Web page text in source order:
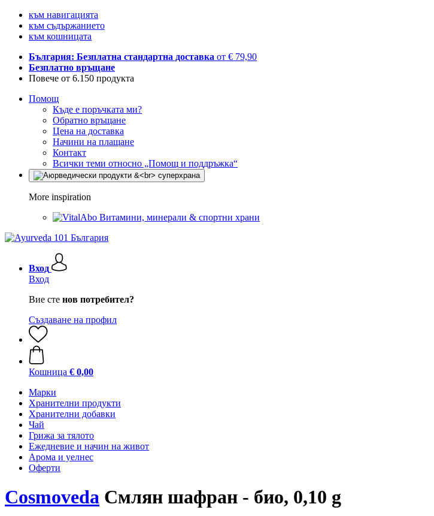
към навигацията
към съдържанието
към кошницата
България: Безплатна стандартна доставка от € 79,90
Безплатно връщане
Повече от 6.150 продукта
Помощ
Къде е поръчката ми?
Обратно връщане
Цена на доставка
Начини на плащане
Контакт
Всички теми относно „Помощ и поддръжка“
More inspiration
Витамини, минерали & спортни храни
Вход
Вход
Вие сте нов потребител?
Създаване на профил
Кошница € 0,00
Марки
Хранителни продукти
Хранителни добавки
Чай
Грижа за тялото
Ежедневие и начин на живот
Арома и уелнес
Оферти
Cosmoveda Смлян шафран - био, 0,10 g